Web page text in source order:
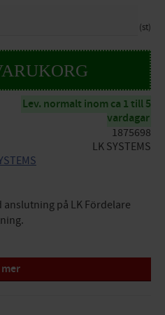
st
Lev. normalt inom ca 1 till 5
vardagar
1875698
LK SYSTEMS
på LK Fördelare
maxtemp +70°C (+95°C)
mer